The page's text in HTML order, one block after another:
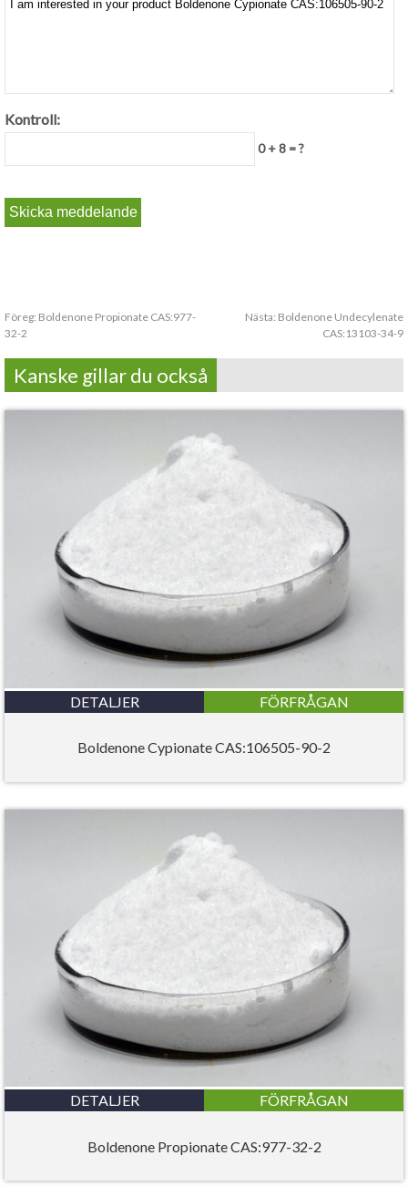
Kontroll:
0 + 8 = ?
Föreg: Boldenone Propionate CAS:977-
32-2
Nästa: Boldenone Undecylenate
CAS:13103-34-9
Kanske gillar du också
DETALJER FÖRFRÅGAN
Boldenone Cypionate CAS:106505-90-2
DETALJER FÖRFRÅGAN
Boldenone Propionate CAS:977-32-2